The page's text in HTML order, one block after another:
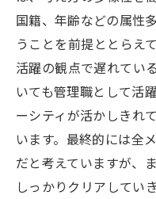
国籍、年齢などの属性
うことを前提ととらえ
活躍の観点で遅れてい
いても管理職として活
ーシティが活かしきれ
います。最終的には全
だと考えていますが、
しっかりクリアしてい